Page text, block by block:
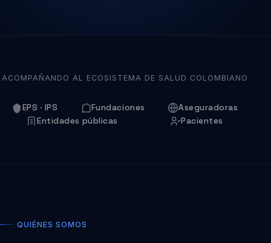
ACOMPAÑANDO AL ECOSISTEMA DE SALUD COLOMBIANO
EPS · IPS Fundaciones
Aseguradoras
Entidades públicas
Pacientes
QUIÉNES SOMOS